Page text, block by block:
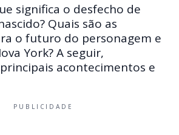
significa o desfecho de
Quais são as
o futuro do personagem e
York? A seguir,
acontecimentos e
PUBLICIDADE